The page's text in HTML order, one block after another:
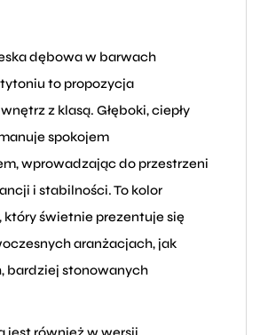
dębowa w barwach
to propozycja
z klasą. Głęboki, ciepły
spokojem
wprowadzając do przestrzeni
i stabilności. To kolor
który świetnie prezentuje się
aranżacjach, jak
bardziej stonowanych